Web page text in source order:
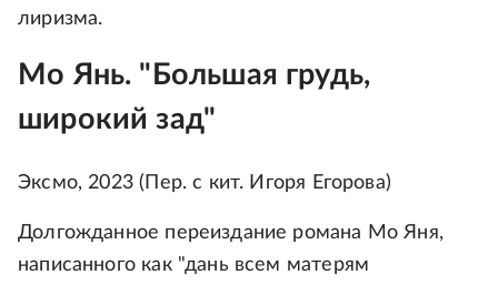
лиризма.
Мо Янь. "Большая грудь,
широкий зад"
Эксмо, 2023 (Пер. с кит. Игоря Егорова)
Долгожданное переиздание романа Мо Яня,
написанного как "дань всем матерям